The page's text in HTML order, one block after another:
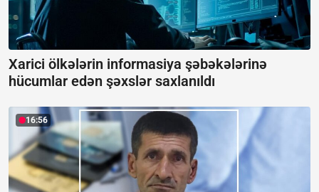
Xarici ölkələrin informasiya şəbəkələrinə
hücumlar edən şəxslər saxlanıldı
16:56